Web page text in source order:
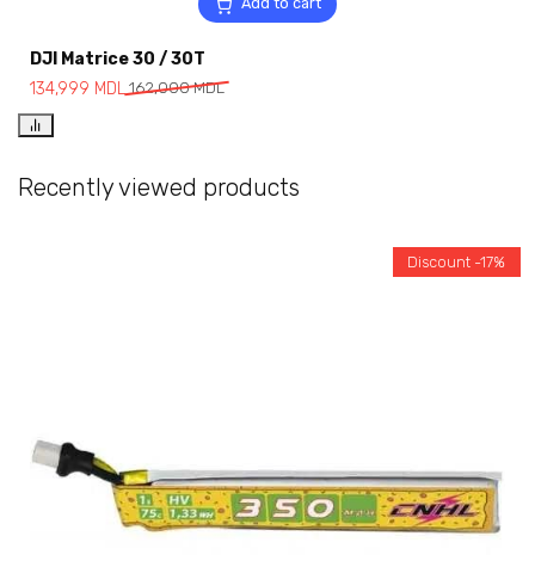
DJI Matrice 30 / 30T
162,000MDL
134,999 MDL
Recently viewed products
Discount -17%